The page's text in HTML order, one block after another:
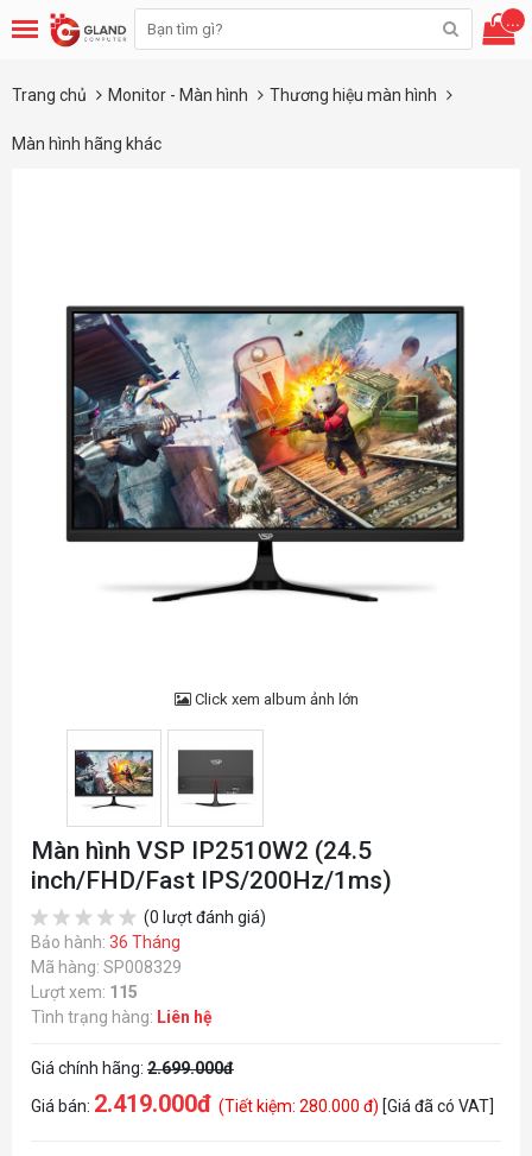
...
Trang chủ Monitor - Màn hình Thương hiệu màn hình
Màn hình hãng khác
Click xem album ảnh lớn
Màn hình VSP IP2510W2 (24.5
inch/FHD/Fast IPS/200Hz/1ms)
(0 lượt đánh giá)
Bảo hành: 36 Tháng
Mã hàng: SP008329
Lượt xem: 115
Tình trạng hàng: Liên hệ
Giá chính hãng: 2.699.000đ
Giá bán: 2.419.000đ (Tiết kiệm: 280.000 đ) [Giá đã có VAT]